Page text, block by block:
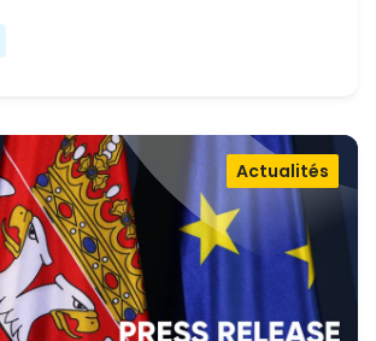
Actualités